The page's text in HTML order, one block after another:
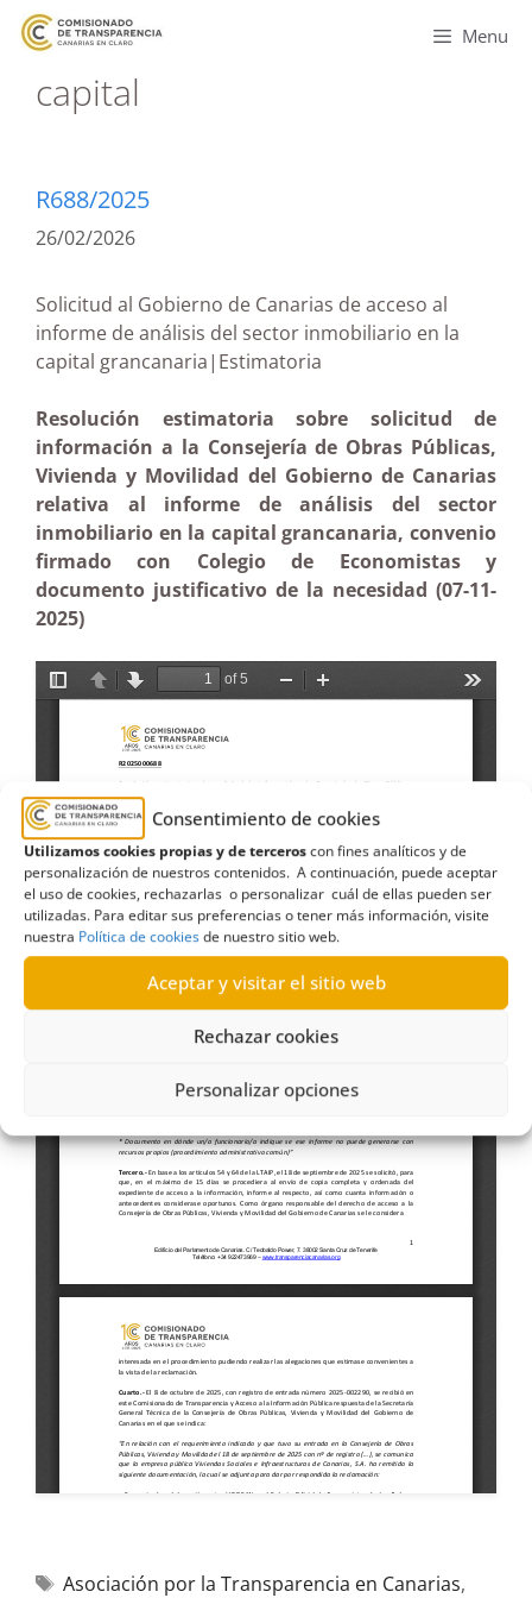
Consentimiento de cookies
Utilizamos cookies propias y de terceroscon fines analíticos y de
personalización de nuestros contenidos. A continuación, puede aceptar
el uso de cookies, rechazarlas o personalizar cuál de ellas pueden ser
utilizadas. Para editar sus preferencias o tener más información, visite
nuestra Política de cookiesde nuestro sitio web.
Aceptar y visitar el sitio web
Rechazar cookies
Personalizar opciones
Menu
capital
R688/2025
26/02/2026
Solicitud al Gobierno de Canarias de acceso al
informe de análisis del sector inmobiliario en la
capital grancanaria|Estimatoria
Resolución estimatoria sobre solicitud de
información a la Consejería de Obras Públicas,
Vivienda y Movilidad del Gobierno de Canarias
relativa al informe de análisis del sector
inmobiliario en la capital grancanaria, convenio
firmado con Colegio de Economistas y
documento justificativo de la necesidad (07-11-
2025)
Asociación por la Transparencia en Canarias,